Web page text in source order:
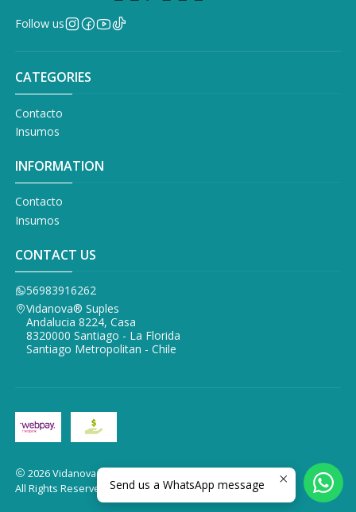
Follow us
CATEGORIES
Contacto
Insumos
INFORMATION
Contacto
Insumos
CONTACT US
56983916262
Vidanova® Suples
Andalucia 8224, Casa
8320000 Santiago - La Florida
Santiago Metropolitan - Chile
2026 Vidanova Suples.
All Rights Reserved.Powered by Jumpseller.
Send us a WhatsApp message